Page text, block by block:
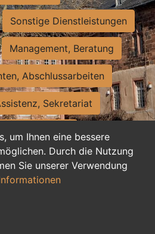
um Ihnen eine bessere
Durch die Nutzung
Sie unserer Verwendung
Sonstige Dienstleistungen
Management, Beratung
Abschlussarbeiten
Sekretariat
Nebenjobs
duale Ausbildung